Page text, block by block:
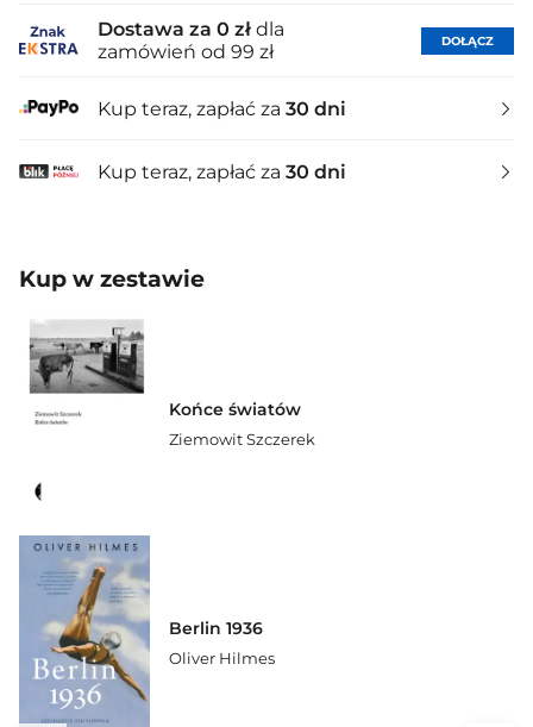
Dostawa za 0 zł dla
zamówień od 99 zł
DOŁĄCZ
Kup teraz, zapłać za 30 dni
Kup teraz, zapłać za 30 dni
Kup w zestawie
Końce światów
Ziemowit Szczerek
Berlin 1936
Oliver Hilmes